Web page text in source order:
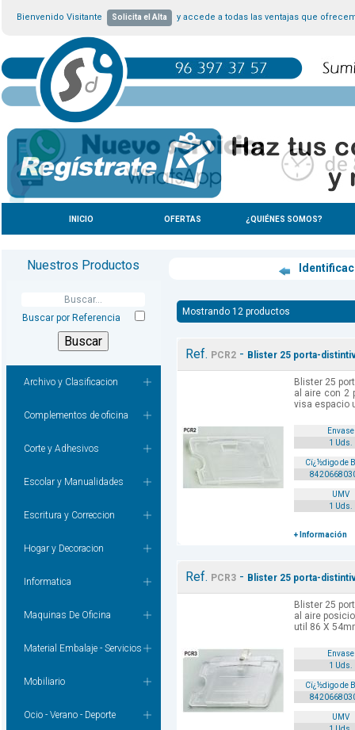
Bienvenido Visitante Solicita el Alta y accede a todas las ventajas que
INICIO OFERTAS ¿QUIÉNES SOMOS?
Nuestros Productos
Buscar por Referencia
Archivo y Clasificacion
Complementos de oficina
Corte y Adhesivos
Escolar y Manualidades
Escritura y Correccion
Hogar y Decoracion
Informatica
Maquinas De Oficina
Material Embalaje - Servicios
Mobiliario
Ocio - Verano - Deporte
Mostrando 12 productos
Ref. PCR2- Blister 25 porta-
Blister 25
al aire con 2
visa espacio
Envase
1 Uds.
Cï¿½digo de
UMV
1 Uds.
+ Información
Ref. PCR3- Blister 25 porta-
Blister 25
al aire
util 86 X
Envase
1 Uds.
Cï¿½digo de
UMV